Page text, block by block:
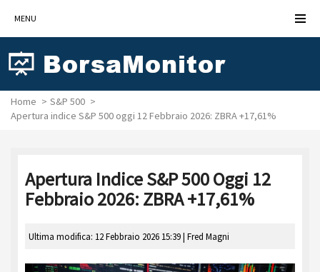
MENU
Home
S&P 500
Apertura indice S&P 500 oggi 12 Febbraio 2026: ZBRA +17,61%
Apertura Indice S&P 500 Oggi 12
Febbraio 2026: ZBRA +17,61%
Ultima modifica: 12 Febbraio 2026 15:39 | Fred Magni